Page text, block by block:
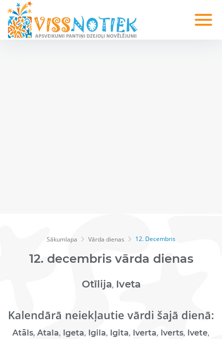
Sākumlapa Vārda dienas 12. Decembris
12. decembrisvārda dienas
Otīlija, Iveta
Kalendārā neiekļautie vārdi šajā dienā:
Atāls, Atala, Igeta, Igila, Igita, Iverta, Iverts, Ivete,